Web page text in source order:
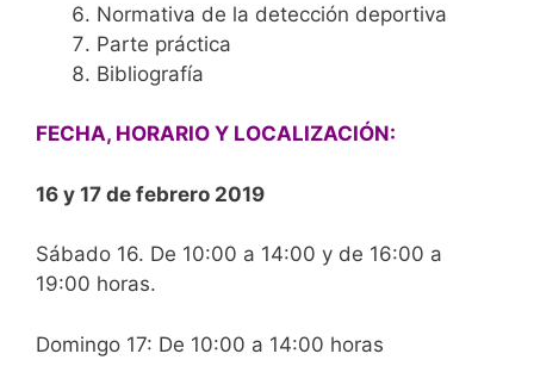
Normativa de la detección deportiva
Parte práctica
Bibliografía
FECHA, HORARIO Y LOCALIZACIÓN:
16 y 17 de febrero 2019
Sábado 16. De 10:00 a 14:00 y de 16:00 a
19:00 horas.
Domingo 17: De 10:00 a 14:00 horas